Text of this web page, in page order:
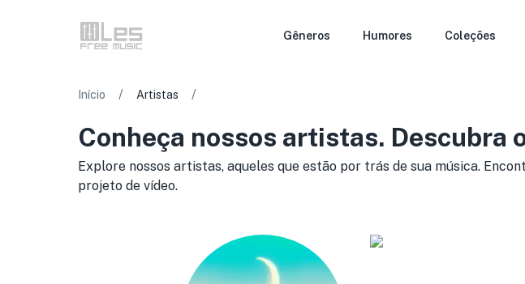
Gêneros Humores Coleções
Início / Artistas /
Conheça nossos artistas. Descubra
Explore nossos artistas, aqueles que estão por trás de sua música.
projeto de vídeo.